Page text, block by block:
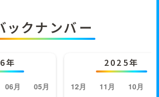
ックナンバー
年
06月
05月
2025年
12月 11月 10月